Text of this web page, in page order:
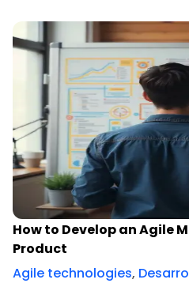
How to Develop an Agile
Product
Agile technologies,